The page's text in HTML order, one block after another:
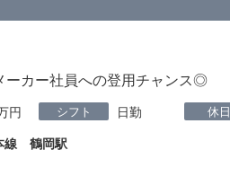
ーカー社員への登用チャンス◎
円 シフト 日勤 休日
線 鶴岡駅